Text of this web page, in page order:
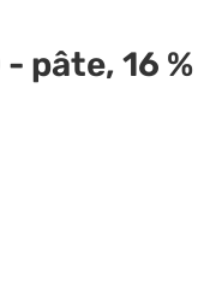
pâte, 16 %